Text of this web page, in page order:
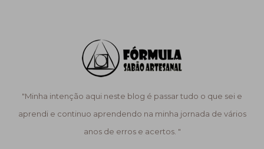
"Minha intenção aqui neste blog é passar tudo o que sei e
aprendi e continuo aprendendo na minha jornada de vários
anos de erros e acertos. "